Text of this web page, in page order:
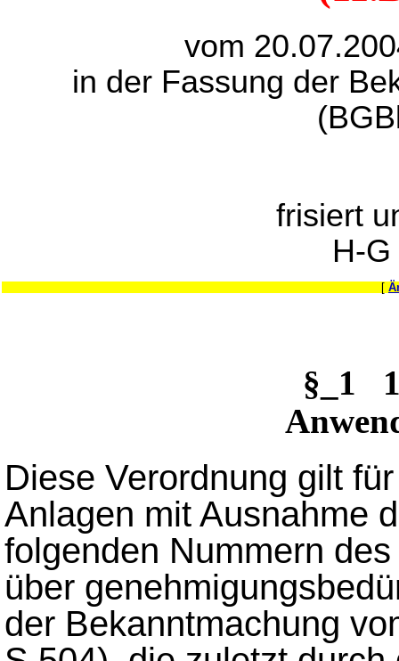
vom
in der Fassung der
frisiert
H-
[
§_1
Diese Verordnung gilt
Anlagen mit Ausnahme
folgenden Nummern
über
der Bekanntmachung